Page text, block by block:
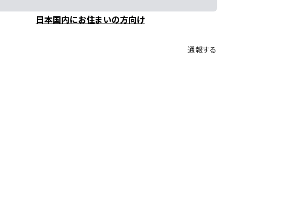
日本国内にお住まいの方向け
通報する